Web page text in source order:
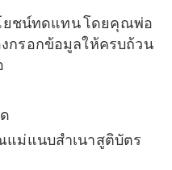
ยชน์ทดแทน โดยคุณพ่อ
กรอกข้อมูลให้ครบถ้วน
ม่แนบสำเนาสูติบัตร